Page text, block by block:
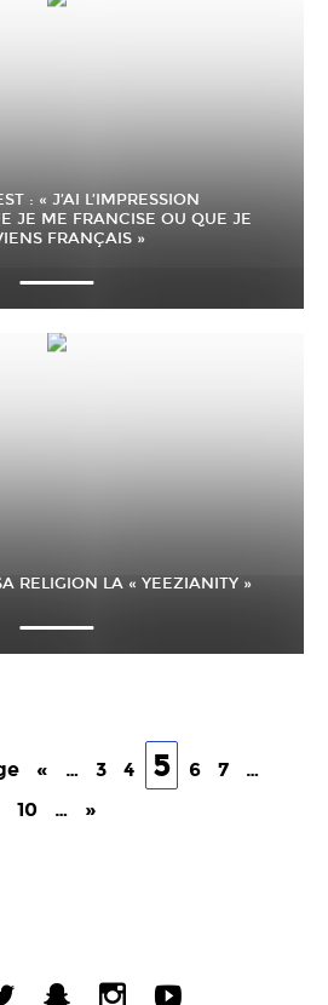
: « J’AI L’IMPRESSION
JE ME FRANCISE OU QUE JE
FRANÇAIS »
RELIGION LA « YEEZIANITY »
« … 3 4 5 6 7
…
10
… »